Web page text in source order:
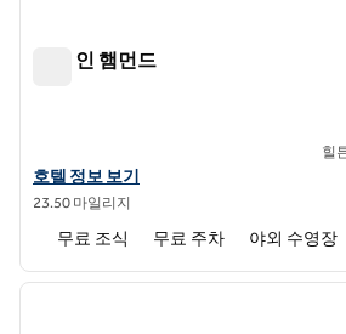
햄튼 인 햄먼드
햄튼 인 해먼드의 호텔 정보 보기
호텔 정보 보기
23.50 마일리지
힐
무료 조식 무료 주차 야외 수영장
1/12